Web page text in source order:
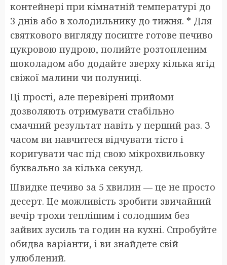
контейнері при кімнатній температурі до
3 днів або в холодильнику до тижня. * Для
святкового вигляду посипте готове печиво
цукровою пудрою, полийте розтопленим
шоколадом або додайте зверху кілька ягід
свіжої малини чи полуниці.
Ці прості, але перевірені прийоми
дозволяють отримувати стабільно
смачний результат навіть у перший раз. З
часом ви навчитеся відчувати тісто і
коригувати час під свою мікрохвильовку
буквально за кілька секунд.
Швидке печиво за 5 хвилин — це не просто
десерт. Це можливість зробити звичайний
вечір трохи теплішим і солодшим без
зайвих зусиль та годин на кухні. Спробуйте
обидва варіанти, і ви знайдете свій
улюблений.